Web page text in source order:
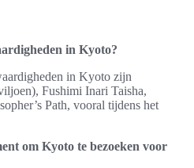
in Kyoto?
in Kyoto zijn
Fushimi Inari Taisha,
Path, vooral tijdens het
om Kyoto te bezoeken voor